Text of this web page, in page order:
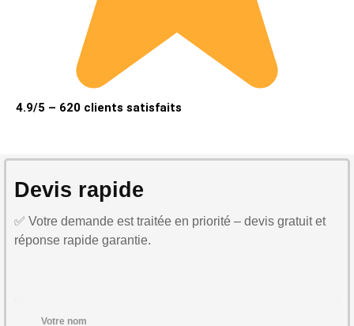
4.9/5 – 620 clients satisfaits
Devis rapide
✅ Votre demande est traitée en priorité – devis gratuit et
réponse rapide garantie.
Votre nom